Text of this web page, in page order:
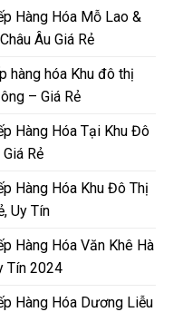
Hàng Hóa Mỗ Lao &
Âu Giá Rẻ
hàng hóa Khu đô thị
– Giá Rẻ
Hàng Hóa Tại Khu Đô
Rẻ
Hàng Hóa Khu Đô Thị
Uy Tín
Hàng Hóa Văn Khê Hà
Tín 2024
Hàng Hóa Dương Liễu